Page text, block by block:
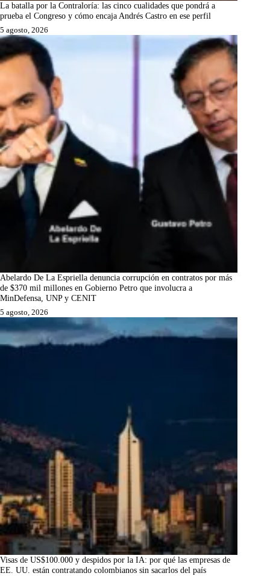
La batalla por la Contraloría: las cinco cualidades que pondrá a
prueba el Congreso y cómo encaja Andrés Castro en ese perfil
5 agosto, 2026
Abelardo De La Espriella denuncia corrupción en contratos por más
de $370 mil millones en Gobierno Petro que involucra a
MinDefensa, UNP y CENIT
5 agosto, 2026
Visas de US$100.000 y despidos por la IA: por qué las empresas de
EE. UU. están contratando colombianos sin sacarlos del país